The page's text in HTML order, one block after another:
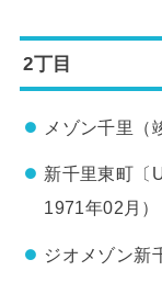
2丁目
メゾン千里（
新千里東町〔
1971年02月）
ジオメゾン新